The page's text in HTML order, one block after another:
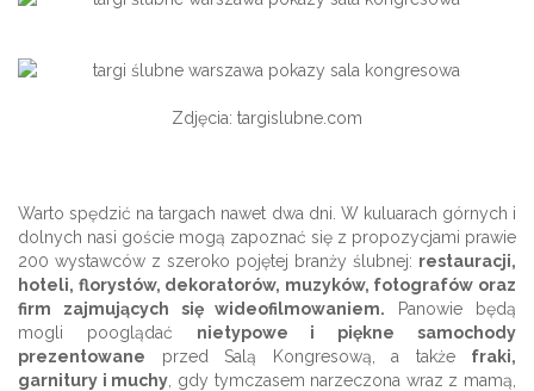
Zdjęcia: targislubne.com
Warto spędzić na targach nawet dwa dni. W kuluarach górnych i
dolnych nasi goście mogą zapoznać się z propozycjami prawie
200 wystawców z szeroko pojętej branży ślubnej: restauracji,
hoteli, florystów, dekoratorów, muzyków, fotografów oraz
firm zajmujących się wideofilmowaniem. Panowie będą
mogli pooglądać nietypowe i piękne samochody
prezentowane przed Salą Kongresową, a także fraki,
garnitury i muchy , gdy tymczasem narzeczona wraz z mamą,